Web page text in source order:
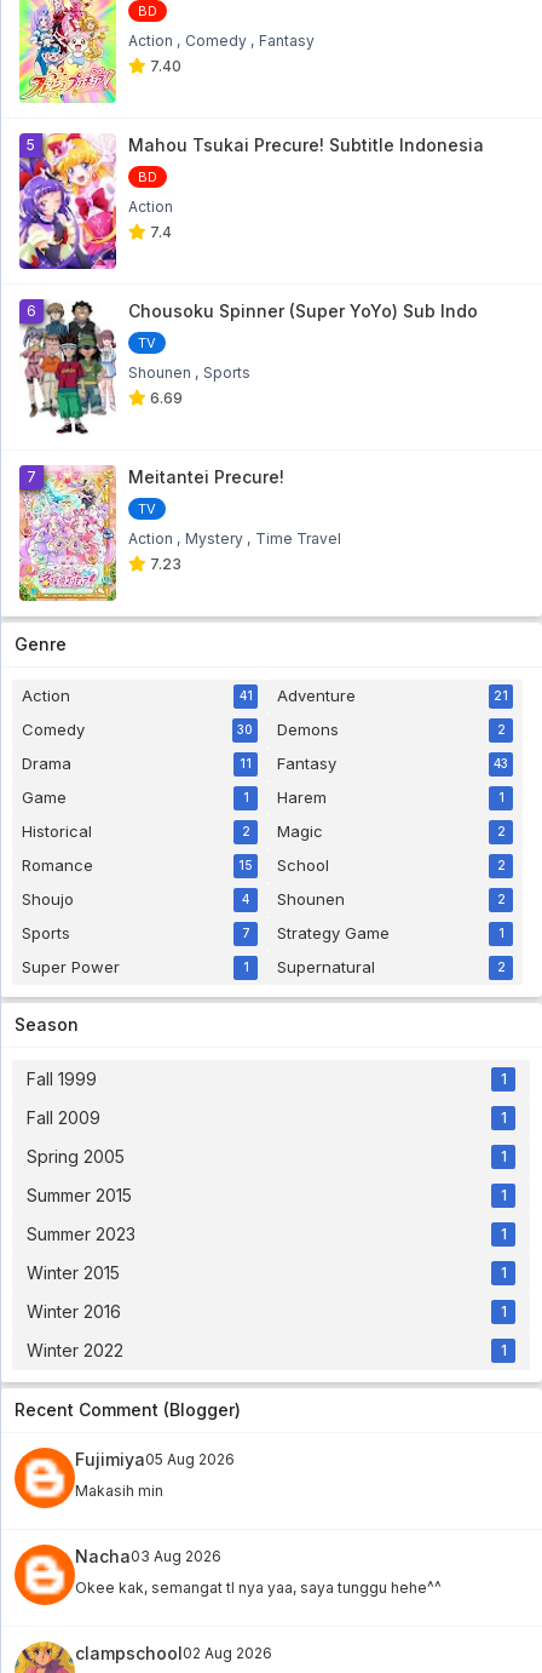
BD
Action Comedy
Fantasy
7.40
5 Mahou Tsukai Precure! Subtitle Indonesia
BD
Action
7.4
6 Chousoku Spinner (Super YoYo) Sub Indo
TV
Shounen
Sports
6.69
7 Meitantei Precure!
TV
Action Mystery
Time Travel
7.23
Genre
Action 41 Adventure 21
Comedy 30 Demons 2
Drama 11 Fantasy 43
Game 1 Harem 1
Historical 2 Magic 2
Romance 15 School 2
Shoujo 4 Shounen 2
Sports 7 Strategy Game 1
Super Power 1 Supernatural 2
Season
Fall 1999 1
Fall 2009 1
Spring 2005 1
Summer 2015 1
Summer 2023 1
Winter 2015 1
Winter 2016 1
Winter 2022 1
Recent Comment (Blogger)
Fujimiya05 Aug 2026
Makasih min
Nacha03 Aug 2026
Okee kak, semangat tl nya yaa, saya tunggu hehe^^
clampschool02 Aug 2026